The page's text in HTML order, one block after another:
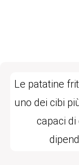
Le patatine
uno dei cibi
capaci